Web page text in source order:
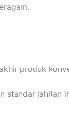
produk
standar jahitan